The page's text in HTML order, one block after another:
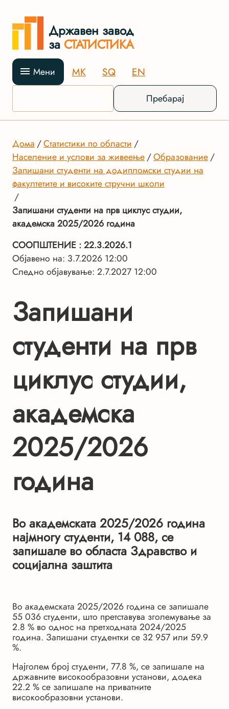
Државен завод
за СТАТИСТИКА
Мени MK SQ EN
Пребарај
Дома
Статистики по области
Население и услови за живеење
Образование
Запишани студенти на додипломски студии на
факултетите и високите стручни школи
Запишани студенти на прв циклус студии,
академска 2025/2026 година
СООПШТЕНИЕ : 22.3.2026.1
Објавено на: 3.7.2026 12:00
Следно објавување: 2.7.2027 12:00
Запишани
студенти на прв
циклус студии,
академска
2025/2026
година
Во академската 2025/2026 година
најмногу студенти, 14 088, се
запишале во областа Здравство и
социјална заштита
Во академската 2025/2026 година се запишале
55 036 студенти, што претставува зголемување за
2.8 % во однос на претходната 2024/2025
година. Запишани студентки се 32 957 или 59.9
%.
Најголем број студенти, 77.8 %, се запишале на
државните високообразовни установи, додека
22.2 % се запишале на приватните
високообразовни установи.